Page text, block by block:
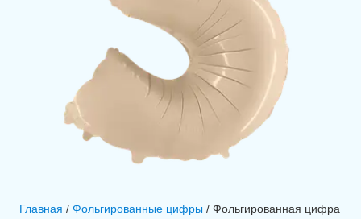
Главная / Фольгированные цифры / Фольгированная цифра